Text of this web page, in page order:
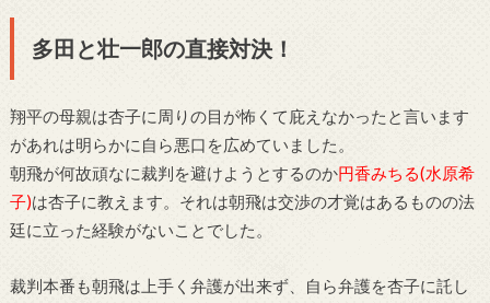
多田と壮一郎の直接対決！
翔平の母親は杏子に周りの目が怖くて庇えなかったと言います
があれは明らかに自ら悪口を広めていました。
朝飛が何故頑なに裁判を避けようとするのか円香みちる(水原希
子)は杏子に教えます。それは朝飛は交渉の才覚はあるものの法
廷に立った経験がないことでした。
裁判本番も朝飛は上手く弁護が出来ず、自ら弁護を杏子に託し